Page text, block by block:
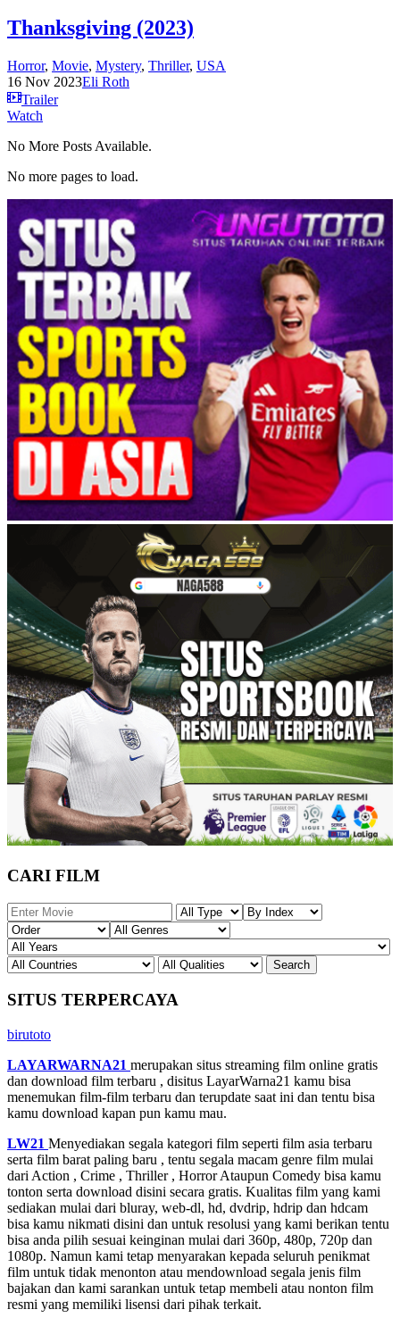
Thanksgiving (2023)
Horror, Movie, Mystery, Thriller, USA
16 Nov 2023Eli Roth
Trailer
Watch
No More Posts Available.
No more pages to load.
CARI FILM
SITUS TERPERCAYA
birutoto
LAYARWARNA21 merupakan situs streaming film online gratis
dan download film terbaru , disitus LayarWarna21 kamu bisa
menemukan film-film terbaru dan terupdate saat ini dan tentu bisa
kamu download kapan pun kamu mau.
LW21 Menyediakan segala kategori film seperti film asia terbaru
serta film barat paling baru , tentu segala macam genre film mulai
dari Action , Crime , Thriller , Horror Ataupun Comedy bisa kamu
tonton serta download disini secara gratis. Kualitas film yang kami
sediakan mulai dari bluray, web-dl, hd, dvdrip, hdrip dan hdcam
bisa kamu nikmati disini dan untuk resolusi yang kami berikan tentu
bisa anda pilih sesuai keinginan mulai dari 360p, 480p, 720p dan
1080p. Namun kami tetap menyarakan kepada seluruh penikmat
film untuk tidak menonton atau mendownload segala jenis film
bajakan dan kami sarankan untuk tetap membeli atau nonton film
resmi yang memiliki lisensi dari pihak terkait.